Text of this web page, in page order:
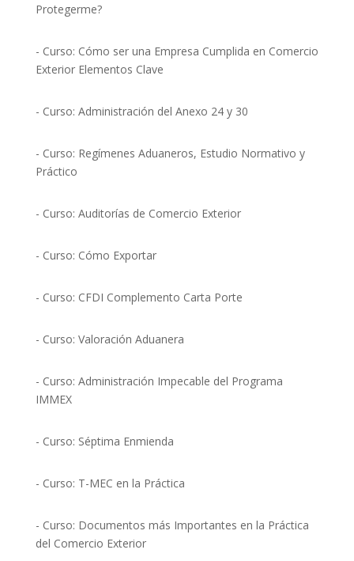
Protegerme?
- Curso: Cómo ser una Empresa Cumplida en Comercio
Exterior Elementos Clave
- Curso: Administración del Anexo 24 y 30
- Curso: Regímenes Aduaneros, Estudio Normativo y
Práctico
- Curso: Auditorías de Comercio Exterior
- Curso: Cómo Exportar
- Curso: CFDI Complemento Carta Porte
- Curso: Valoración Aduanera
- Curso: Administración Impecable del Programa
IMMEX
- Curso: Séptima Enmienda
- Curso: T-MEC en la Práctica
- Curso: Documentos más Importantes en la Práctica
del Comercio Exterior